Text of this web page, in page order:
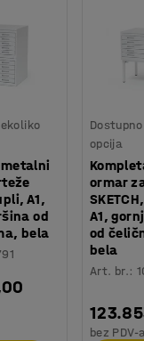
A1,
od
bela
opcija
ormar
A1,
od
bela
Art. br.:
bez PDV-